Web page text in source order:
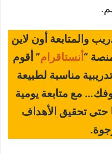
والمتابعة أون لاين
“أنستاقرام” أقوم
مناسبة لطبيعة
مع متابعة يومية
تحقيق الأهداف